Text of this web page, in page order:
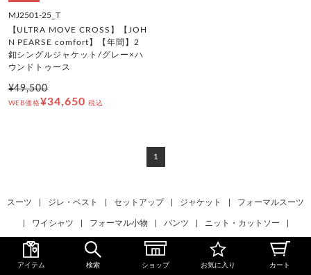
MJ2501-25_T
【ULTRA MOVE CROSS】【JOH
N PEARSE comfort】【年間】2
釦シングルジャケット/グレー×ハ
ウンドトゥース
¥49,500
WEB価格¥34,650 税込
1
スーツ ジレ・ベスト セットアップ ジャケット フォーマルスーツ
ワイシャツ フォーマル小物 パンツ ニット・カットソー
カジュアルシャツ フォーマルタイ | ネクタイ ベルト ビジネス小物
| シューズ 靴下 | アンダーウェア | |
アイテム 検索 ショップ お気に入り カート